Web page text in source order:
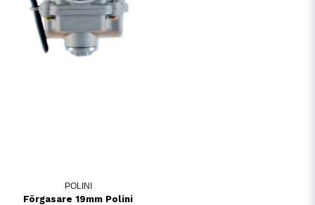
POLINI
Förgasare 19mm Polini